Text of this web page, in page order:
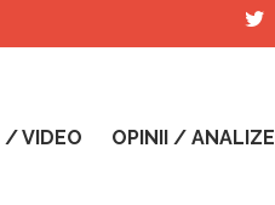
/ VIDEO OPINII / ANALIZE